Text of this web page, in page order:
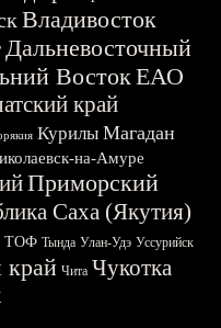
Владивосток
Дальневосточный
ВостокЕАО
край
Курилы Магадан
на-Амуре
Приморский
Саха (Якутия)
ТОФ Тында Улан-Удэ Уссурийск
край Чита Чукотка